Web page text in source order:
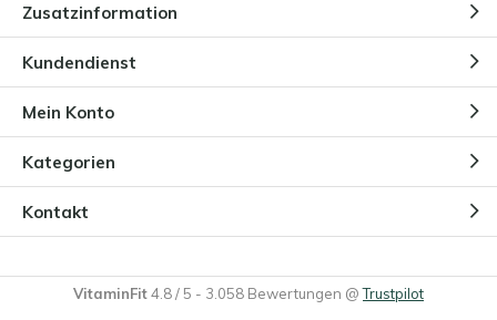
Zusatzinformation
Kundendienst
Mein Konto
Kategorien
Kontakt
VitaminFit4.8/5 - 3.058 Bewertungen @Trustpilot